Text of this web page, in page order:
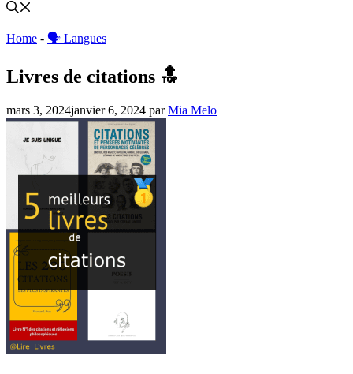
Home - 🗣 Langues
Livres de citations 🔝
mars 3, 2024janvier 6, 2024 parMia Melo